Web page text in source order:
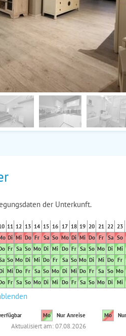
der Unterkunft.
11 12 13 14 15 16 17 18 19 20 21 22 23
Di Mi Do Fr Sa So Mo Di Mi Do Fr Sa So
Fr Sa So Mo Di Mi Do Fr Sa So Mo Di Mi
So Mo Di Mi Do Fr Sa So Mo Di Mi Do Fr
Mi Do Fr Sa So Mo Di Mi Do Fr Sa So Mo
Fr Sa So Mo Di Mi Do Fr Sa So Mo Di Mi
Mo Nur Anreise Mo
Aktualisiert am: 07.08.2026